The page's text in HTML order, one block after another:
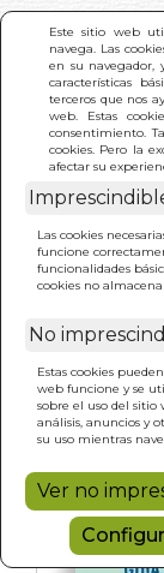
Este sitio web
navega. Las
en su navegador,
características
terceros que nos
web. Estas
consentimiento.
cookies. Pero la
afectar su
Las cookies
funcione
funcionalidades
cookies no
No
Estas cookies
web funcione y se
sobre el uso del sitio
análisis, anuncios y
su uso mientras
Ver no
INICIO >
NIÑOS